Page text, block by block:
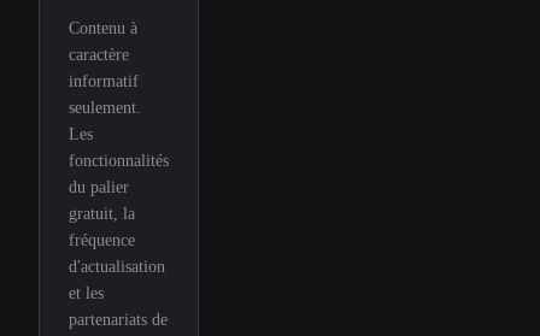
Contenu à
caractère
informatif
seulement.
Les
fonctionnalités
du palier
gratuit, la
fréquence
d'actualisation
et les
partenariats de